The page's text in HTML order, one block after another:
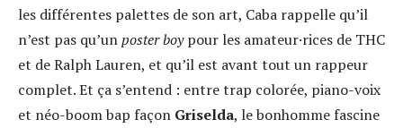
les différentes palettes de son art, Caba rappelle qu’il
n’est pas qu’unposter boypour les amateur·rices de THC
et de Ralph Lauren, et qu’il est avant tout un rappeur
complet. Et ça s’entend : entre trap colorée, piano-voix
et néo-boom bap façon Griselda, le bonhomme fascine